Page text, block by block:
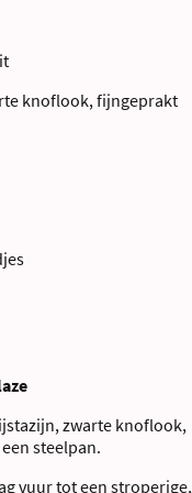
knoflook, fijngeprakt
zwarte knoflook,
steelpan.
vuur tot een stroperige,